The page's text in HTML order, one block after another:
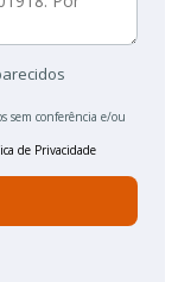
sem conferência e/ou
de Privacidade